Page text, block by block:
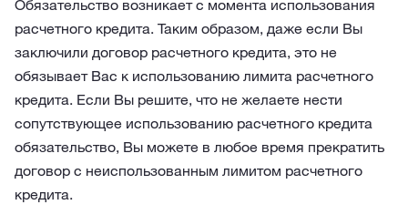
Обязательство возникает с момента использования
расчетного кредита. Таким образом, даже если Вы
заключили договор расчетного кредита, это не
обязывает Вас к использованию лимита расчетного
кредита. Если Вы решите, что не желаете нести
сопутствующее использованию расчетного кредита
обязательство, Вы можете в любое время прекратить
договор с неиспользованным лимитом расчетного
кредита.